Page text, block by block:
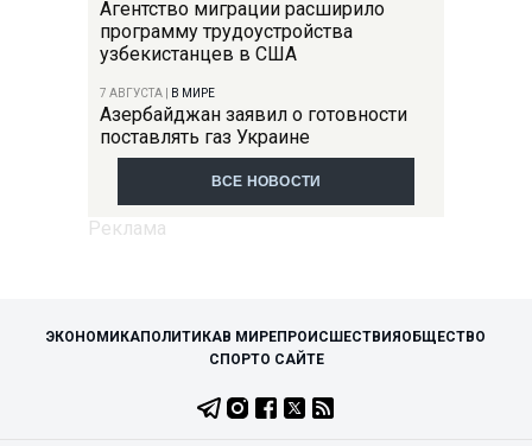
Агентство миграции расширило
программу трудоустройства
узбекистанцев в США
7 АВГУСТА В МИРЕ
Азербайджан заявил о готовности
поставлять газ Украине
ВСЕ НОВОСТИ
ЭКОНОМИКАПОЛИТИКАВ МИРЕПРОИСШЕСТВИЯОБЩЕСТВО
СПОРТО САЙТЕ